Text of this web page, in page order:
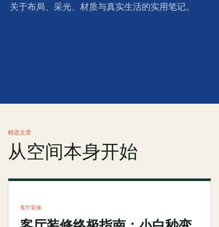
关于布局、采光、材质与真实生活的实用笔记。
精选文章
从空间本身开始
客厅装修